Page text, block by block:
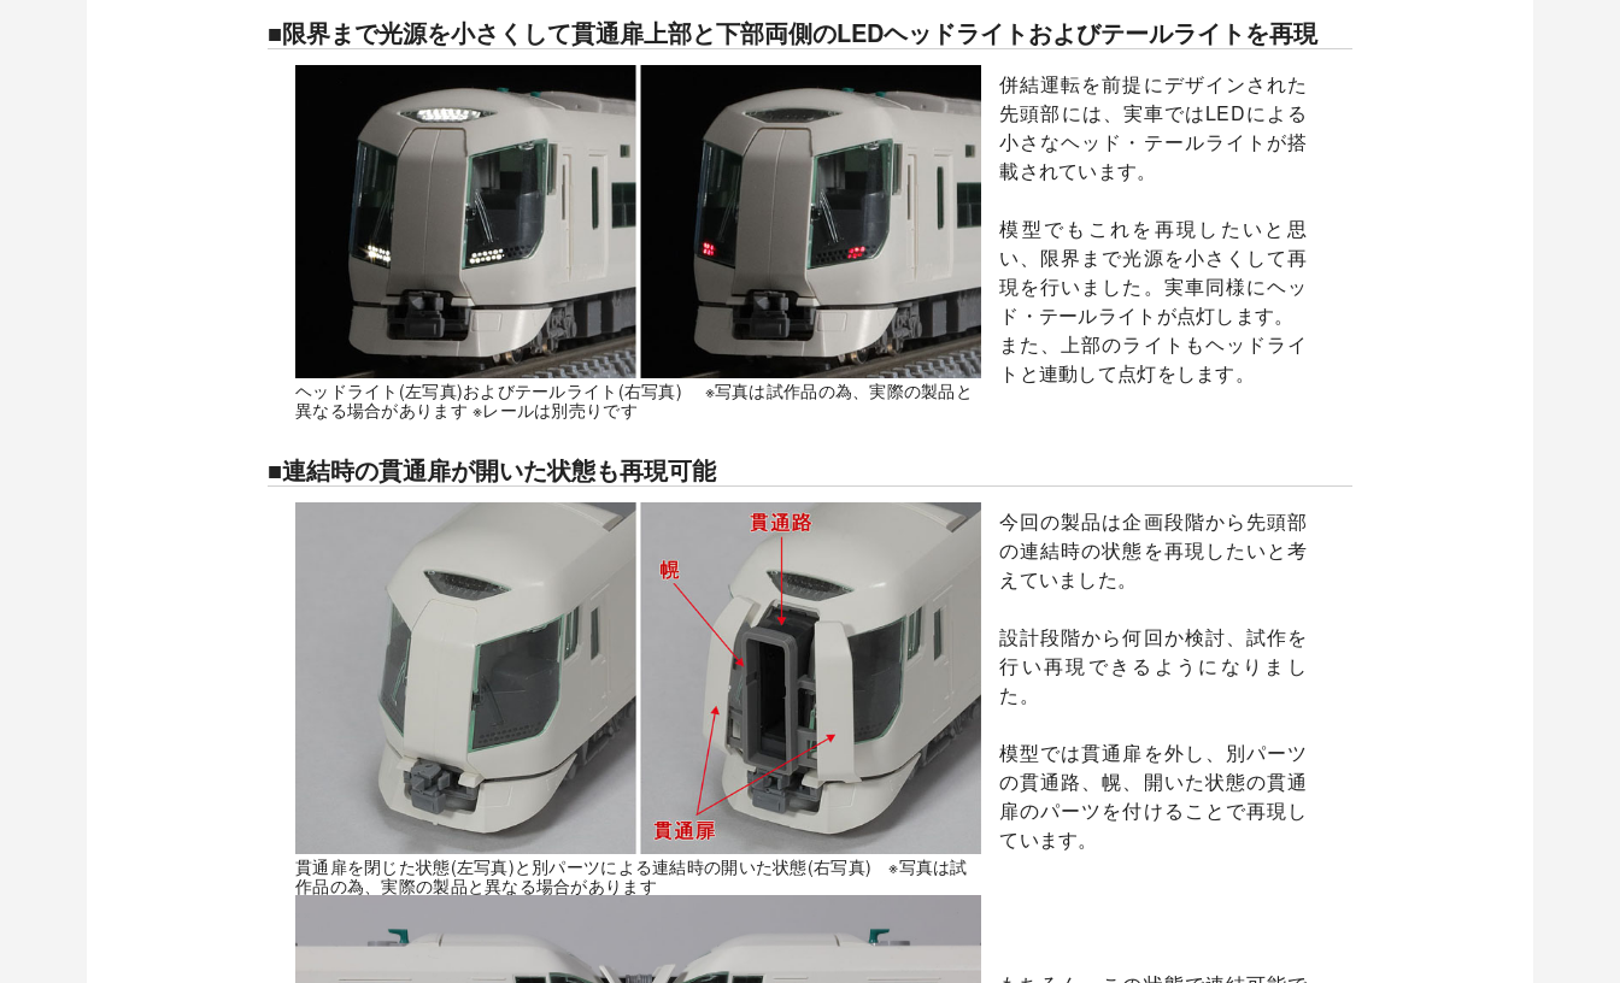
■限界まで光源を小さくして貫通扉上部と下部両側のLEDヘッドライトおよびテールライトを再現
ヘッドライト(左写真)およびテールライト(右写真) ※写真は試作品の為、実際の製品と
異なる場合があります ※レールは別売りです
併結運転を前提にデザインされた
先頭部には、実車ではLEDによる
小さなヘッド・テールライトが搭
載されています。
模型でもこれを再現したいと思
い、限界まで光源を小さくして再
現を行いました。実車同様にヘッ
ド・テールライトが点灯します。
また、上部のライトもヘッドライ
トと連動して点灯をします。
■連結時の貫通扉が開いた状態も再現可能
貫通扉を閉じた状態(左写真)と別パーツによる連結時の開いた状態(右写真) ※写真は試
作品の為、実際の製品と異なる場合があります
今回の製品は企画段階から先頭部
の連結時の状態を再現したいと考
えていました。
設計段階から何回か検討、試作を
行い再現できるようになりまし
た。
模型では貫通扉を外し、別パーツ
の貫通路、幌、開いた状態の貫通
扉のパーツを付けることで再現し
ています。